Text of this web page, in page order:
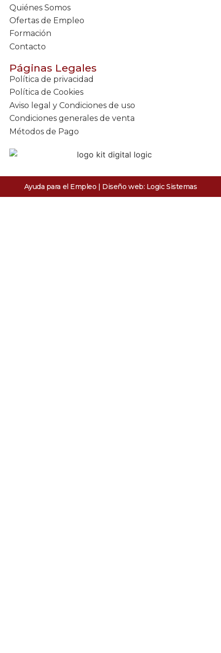
Quiénes Somos
Ofertas de Empleo
Formación
Contacto
Páginas Legales
Política de privacidad
Política de Cookies
Aviso legal y Condiciones de uso
Condiciones generales de venta
Métodos de Pago
Ayuda para el Empleo | Diseño web: Logic Sistemas